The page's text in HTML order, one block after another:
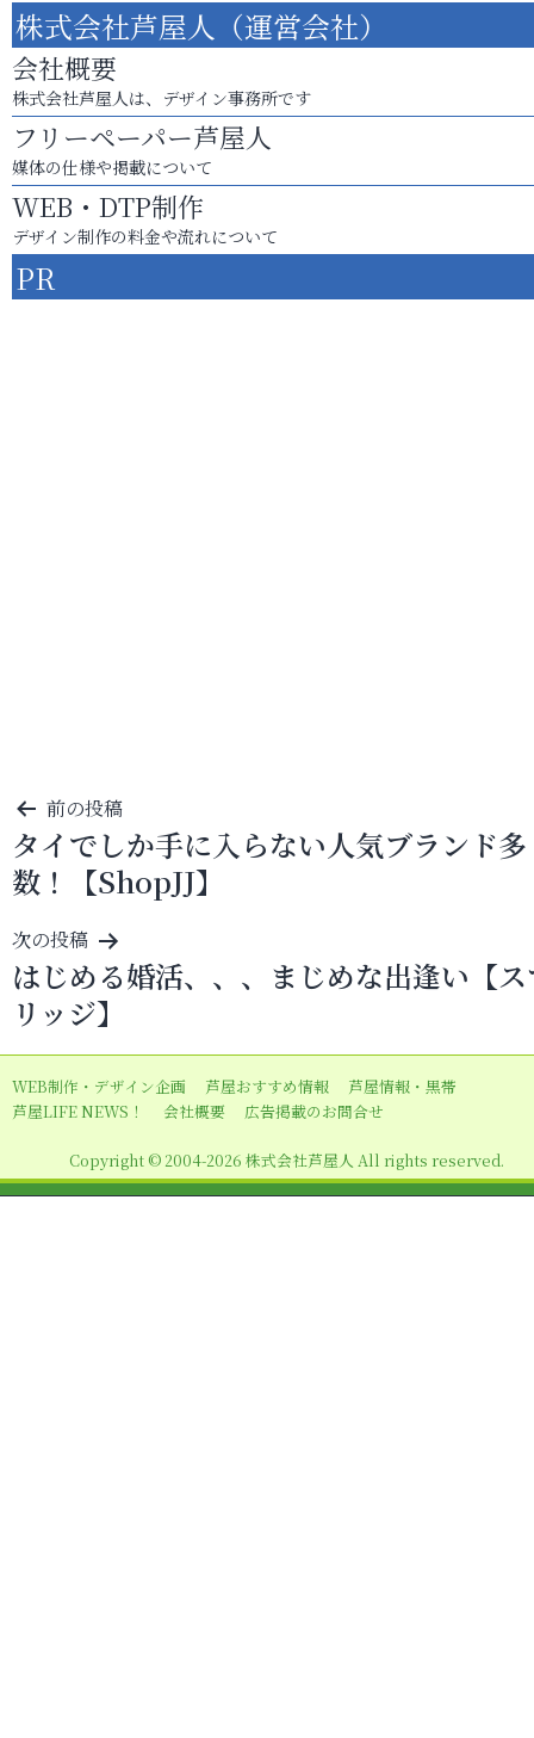
株式会社芦屋人（運営会社）
会社概要
株式会社芦屋人は、デザイン事務所です
フリーペーパー芦屋人
媒体の仕様や掲載について
WEB・DTP制作
デザイン制作の料金や流れについて
PR
投
稿
ナ
ビ
ゲ
ー
シ
ョ
ン
前の投稿
タイでしか手に入らない人気ブランド多
数！【ShopJJ】
次の投稿
はじめる婚活、、、まじめな出逢い【
リッジ】
WEB制作・デザイン企画 芦屋おすすめ情報
芦屋情報・黒帯
芦屋LIFE NEWS！
会社概要 広告掲載のお問合せ
Copyright © 2004-2026 株式会社芦屋人 All rights reserved.